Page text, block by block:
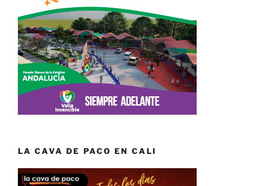
LA CAVA DE PACO EN CALI